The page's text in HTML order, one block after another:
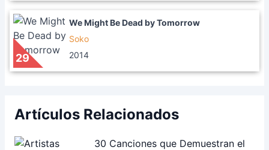
29
We Might Be Dead by Tomorrow
Soko
2014
Artículos Relacionados
30 Canciones que Demuestran el